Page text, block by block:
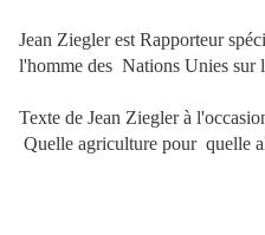
Jean Ziegler est Rapporteur
l'homme des Nations Unies sur
Texte de Jean Ziegler à
Quelle agriculture pour quelle